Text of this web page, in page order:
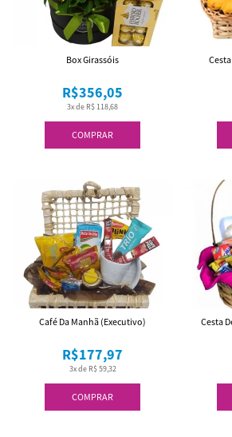
COMPRAR
3x de R$ 118,68
R$356,05
Box Girassóis
COMPRAR
3x de R$ 59,32
R$177,97
Café Da Manhã (Executivo) Cesta